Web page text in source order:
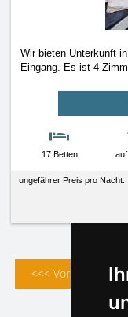
Wir bieten Unterkunft
Eingang. Es ist 4
17 Betten
ungefährer Preis pro Nacht:
<<< Vorstehend